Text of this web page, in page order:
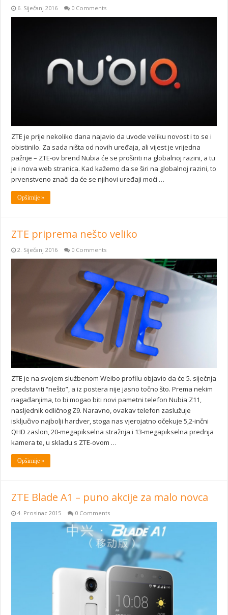
6. Siječanj 2016 0 Comments
ZTE je prije nekoliko dana najavio da uvode veliku novost i to se i
obistinilo. Za sada ništa od novih uređaja, ali vijest je vrijedna
pažnje – ZTE-ov brend Nubia će se proširiti na globalnoj razini, a tu
je i nova web stranica. Kad kažemo da se širi na globalnoj razini, to
prvenstveno znači da će se njihovi uređaji moći …
Opširnije »
ZTE priprema nešto veliko
2. Siječanj 2016 0 Comments
ZTE je na svojem službenom Weibo profilu objavio da će 5. siječnja
predstaviti “nešto”, a iz postera nije jasno točno što. Prema nekim
nagađanjima, to bi mogao biti novi pametni telefon Nubia Z11,
nasljednik odličnog Z9. Naravno, ovakav telefon zaslužuje
isključivo najbolji hardver, stoga nas vjerojatno očekuje 5,2-inčni
QHD zaslon, 20-megapikselna stražnja i 13-megapikselna prednja
kamera te, u skladu s ZTE-ovom …
Opširnije »
ZTE Blade A1 – puno akcije za malo novca
4. Prosinac 2015 0 Comments